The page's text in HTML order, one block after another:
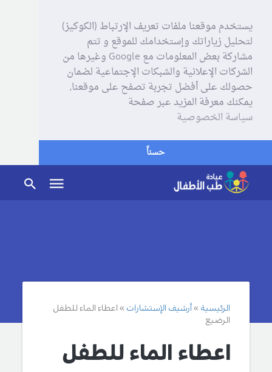
يستخدم موقعنا ملفات تعريف الإرتباط (الكوكيز)
لتحليل زياراتك وإستخدامك للموقع و تتم
مشاركة بعض المعلومات مع Google وغيرها من
الشركات الإعلانية والشبكات الإجتماعية لضمان
حصولك على أفضل تجربة تصفح على موقعنا,
يمكنك معرفة المزيد عبر صفحة
سياسة الخصوصية
حسناً
الرئيسية أرشيف الإستشارات
اعطاء الماء للطفل
الرضيع
اعطاء الماء للطفل